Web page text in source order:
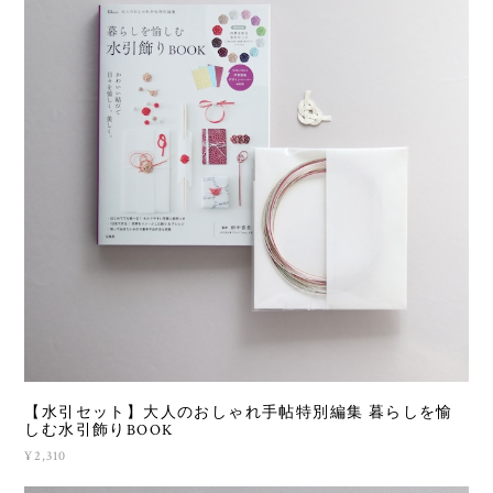
【水引セット】大人のおしゃれ手帖特別編集 暮らしを愉
しむ水引飾りBOOK
¥2,310